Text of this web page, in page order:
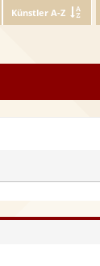
Künstler A-Z